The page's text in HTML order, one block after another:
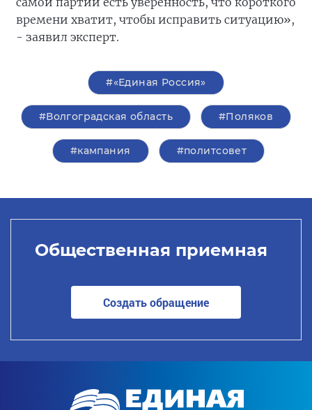
времени хватит, чтобы исправить ситуацию»,
- заявил эксперт.
#«Единая Россия»
#Волгоградская область #Поляков
#кампания #политсовет
Общественная приемная
Создать обращение